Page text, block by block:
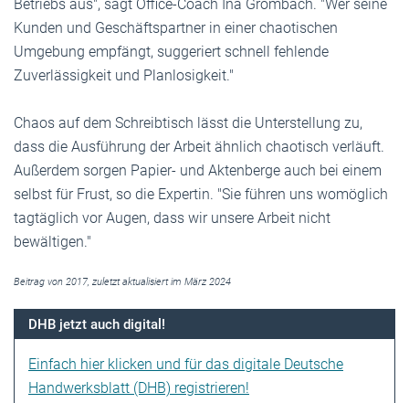
Betriebs aus", sagt Office-Coach Ina Grombach. "Wer seine
Kunden und Geschäftspartner in einer chaotischen
Umgebung empfängt, suggeriert schnell fehlende
Zuverlässigkeit und Planlosigkeit."
Chaos auf dem Schreibtisch lässt die Unterstellung zu,
dass die Ausführung der Arbeit ähnlich chaotisch verläuft.
Außerdem sorgen Papier- und Aktenberge auch bei einem
selbst für Frust, so die Expertin. "Sie führen uns womöglich
tagtäglich vor Augen, dass wir unsere Arbeit nicht
bewältigen."
Beitrag von 2017, zuletzt aktualisiert im März 2024
DHB jetzt auch digital!
Einfach hier klicken und für das digitale Deutsche
Handwerksblatt (DHB) registrieren!